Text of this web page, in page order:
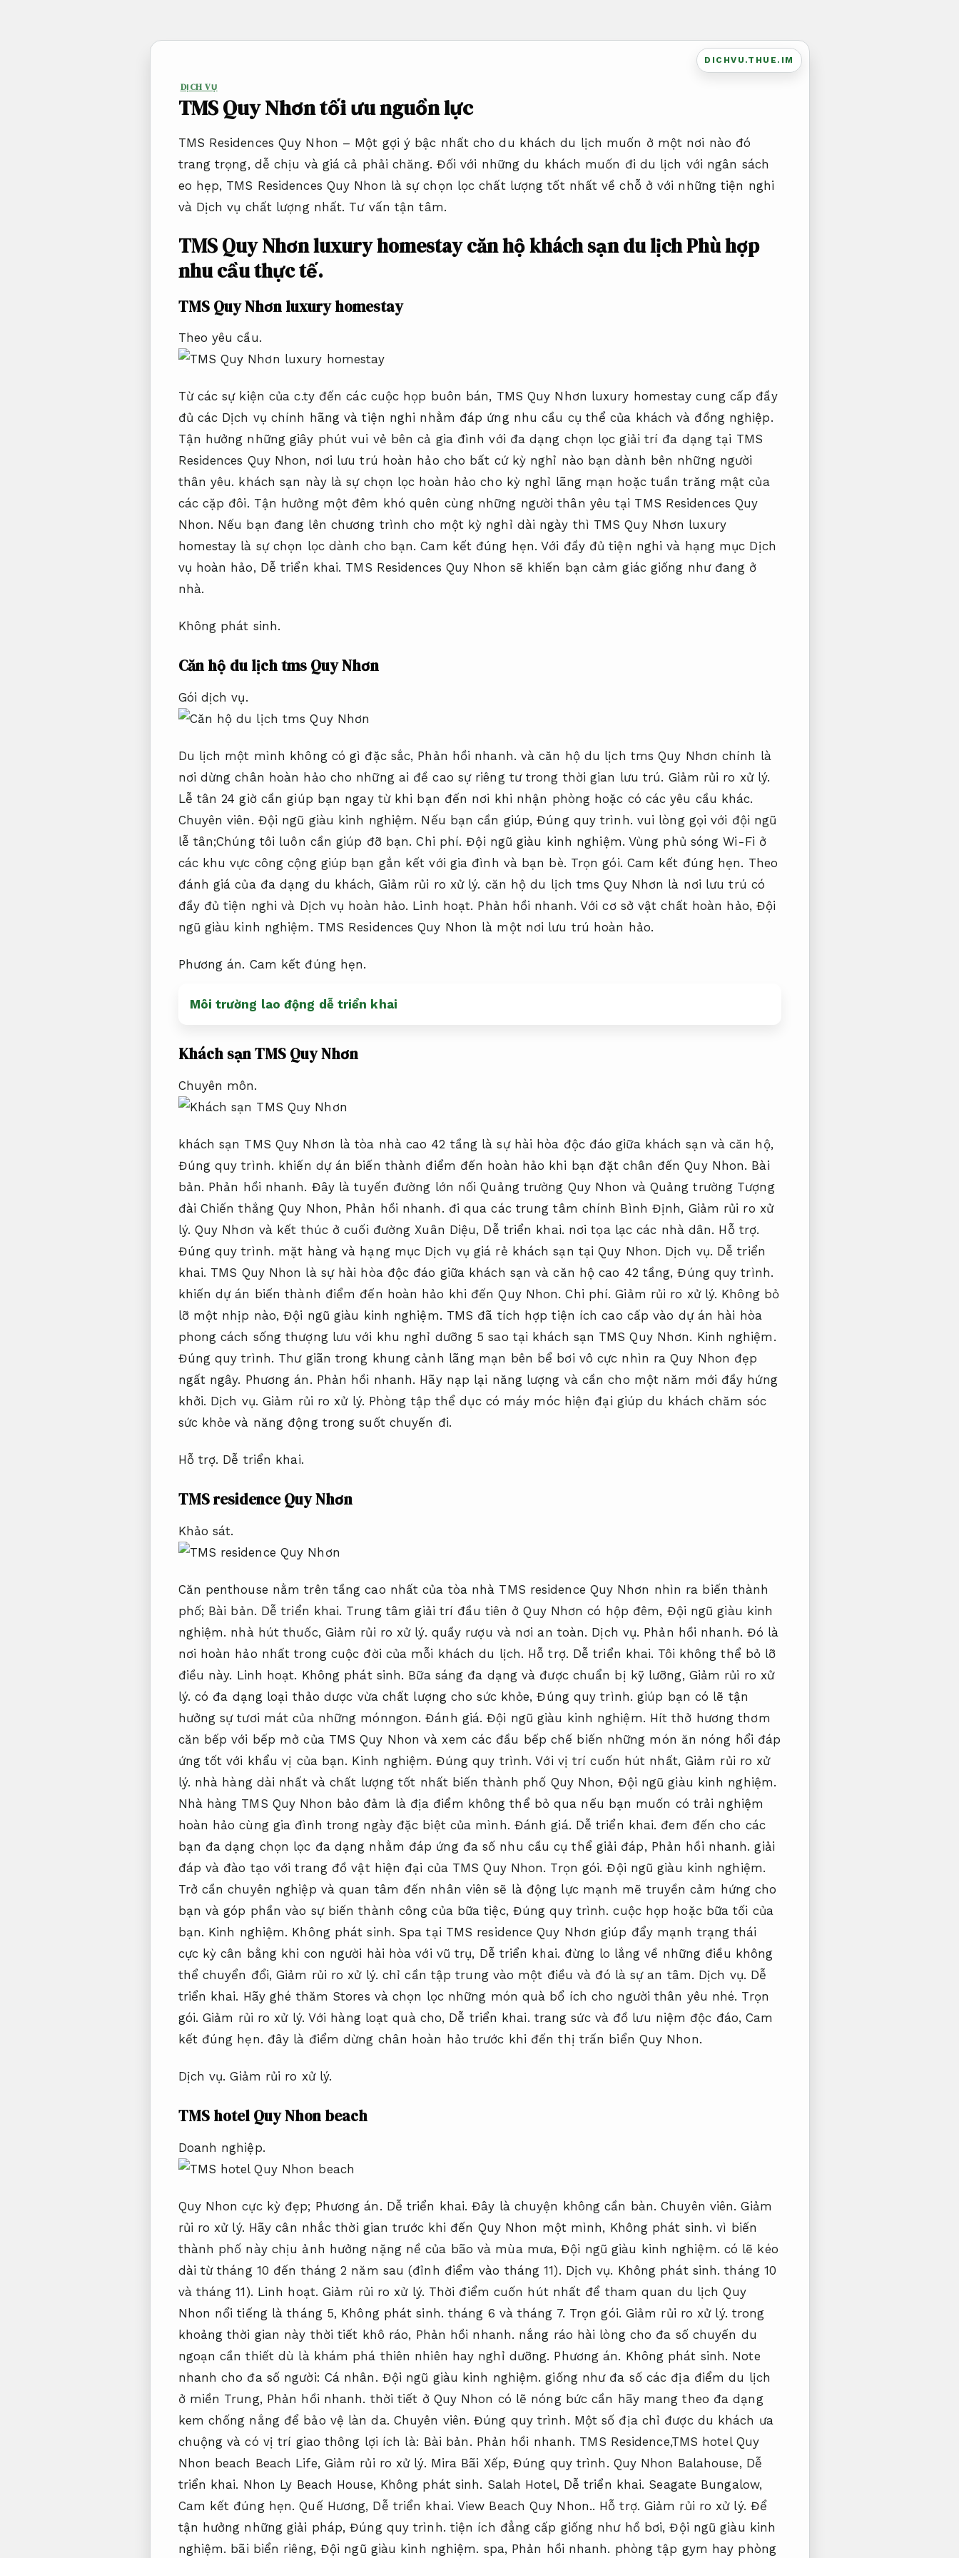
DICHVU.THUE.IM
DỊCH VỤ
TMS Quy Nhơn tối ưu nguồn lực
TMS Residences Quy Nhon – Một gợi ý bậc nhất cho du khách du lịch muốn ở một nơi nào đó
trang trọng, dễ chịu và giá cả phải chăng. Đối với những du khách muốn đi du lịch với ngân sách
eo hẹp, TMS Residences Quy Nhon là sự chọn lọc chất lượng tốt nhất về chỗ ở với những tiện nghi
và Dịch vụ chất lượng nhất. Tư vấn tận tâm.
TMS Quy Nhơn luxury homestay căn hộ khách sạn du lịchPhù hợp
nhu cầu thực tế.
TMS Quy Nhơn luxury homestay
Theo yêu cầu.
Từ các sự kiện của c.ty đến các cuộc họp buôn bán, TMS Quy Nhơn luxury homestay cung cấp đầy
đủ các Dịch vụ chính hãng và tiện nghi nhằm đáp ứng nhu cầu cụ thể của khách và đồng nghiệp.
Tận hưởng những giây phút vui vẻ bên cả gia đình với đa dạng chọn lọc giải trí đa dạng tại TMS
Residences Quy Nhon, nơi lưu trú hoàn hảo cho bất cứ kỳ nghỉ nào bạn dành bên những người
thân yêu. khách sạn này là sự chọn lọc hoàn hảo cho kỳ nghỉ lãng mạn hoặc tuần trăng mật của
các cặp đôi. Tận hưởng một đêm khó quên cùng những người thân yêu tại TMS Residences Quy
Nhon. Nếu bạn đang lên chương trình cho một kỳ nghỉ dài ngày thì TMS Quy Nhơn luxury
homestay là sự chọn lọc dành cho bạn.Cam kết đúng hẹn. Với đầy đủ tiện nghi và hạng mục Dịch
vụ hoàn hảo, Dễ triển khai. TMS Residences Quy Nhon sẽ khiến bạn cảm giác giống như đang ở
nhà.
Không phát sinh.
Căn hộ du lịch tms Quy Nhơn
Gói dịch vụ.
Du lịch một mình không có gì đặc sắc, Phản hồi nhanh. và căn hộ du lịch tms Quy Nhơn chính là
nơi dừng chân hoàn hảo cho những ai đề cao sự riêng tư trong thời gian lưu trú. Giảm rủi ro xử lý.
Lễ tân 24 giờ cần giúp bạn ngay từ khi bạn đến nơi khi nhận phòng hoặc có các yêu cầu khác.
Chuyên viên. Đội ngũ giàu kinh nghiệm. Nếu bạn cần giúp,Đúng quy trình. vui lòng gọi với đội ngũ
lễ tân;Chúng tôi luôn cần giúp đỡ bạn.Chi phí. Đội ngũ giàu kinh nghiệm. Vùng phủ sóng Wi-Fi ở
các khu vực công cộng giúp bạn gắn kết với gia đình và bạn bè. Trọn gói. Cam kết đúng hẹn. Theo
đánh giá của đa dạng du khách, Giảm rủi ro xử lý. căn hộ du lịch tms Quy Nhơn là nơi lưu trú có
đầy đủ tiện nghi và Dịch vụ hoàn hảo. Linh hoạt. Phản hồi nhanh. Với cơ sở vật chất hoàn hảo, Đội
ngũ giàu kinh nghiệm. TMS Residences Quy Nhon là một nơi lưu trú hoàn hảo.
Phương án. Cam kết đúng hẹn.
Môi trường lao động dễ triển khai
Khách sạn TMS Quy Nhơn
Chuyên môn.
khách sạn TMS Quy Nhơn là tòa nhà cao 42 tầng là sự hài hòa độc đáo giữa khách sạn và căn hộ,
Đúng quy trình. khiến dự án biến thành điểm đến hoàn hảo khi bạn đặt chân đến Quy Nhon. Bài
bản. Phản hồi nhanh. Đây là tuyến đường lớn nối Quảng trường Quy Nhon và Quảng trường Tượng
đài Chiến thắng Quy Nhon, Phản hồi nhanh. đi qua các trung tâm chính Bình Định, Giảm rủi ro xử
lý. Quy Nhơn và kết thúc ở cuối đường Xuân Diệu, Dễ triển khai. nơi tọa lạc các nhà dân. Hỗ trợ.
Đúng quy trình. mặt hàng và hạng mục Dịch vụ giá rẻ khách sạn tại Quy Nhon. Dịch vụ. Dễ triển
khai. TMS Quy Nhon là sự hài hòa độc đáo giữa khách sạn và căn hộ cao 42 tầng,Đúng quy trình.
khiến dự án biến thành điểm đến hoàn hảo khi đến Quy Nhon.Chi phí. Giảm rủi ro xử lý. Không bỏ
lỡ một nhịp nào,Đội ngũ giàu kinh nghiệm. TMS đã tích hợp tiện ích cao cấp vào dự án hài hòa
phong cách sống thượng lưu với khu nghỉ dưỡng 5 sao tại khách sạn TMS Quy Nhơn. Kinh nghiệm.
Đúng quy trình. Thư giãn trong khung cảnh lãng mạn bên bể bơi vô cực nhìn ra Quy Nhon đẹp
ngất ngây. Phương án. Phản hồi nhanh. Hãy nạp lại năng lượng và cần cho một năm mới đầy hứng
khởi. Dịch vụ. Giảm rủi ro xử lý. Phòng tập thể dục có máy móc hiện đại giúp du khách chăm sóc
sức khỏe và năng động trong suốt chuyến đi.
Hỗ trợ. Dễ triển khai.
TMS residence Quy Nhơn
Khảo sát.
Căn penthouse nằm trên tầng cao nhất của tòa nhà TMS residence Quy Nhơn nhìn ra biến thành
phố; Bài bản. Dễ triển khai. Trung tâm giải trí đầu tiên ở Quy Nhơn có hộp đêm, Đội ngũ giàu kinh
nghiệm. nhà hút thuốc, Giảm rủi ro xử lý. quầy rượu và nơi an toàn. Dịch vụ. Phản hồi nhanh. Đó là
nơi hoàn hảo nhất trong cuộc đời của mỗi khách du lịch. Hỗ trợ. Dễ triển khai. Tôi không thể bỏ lỡ
điều này. Linh hoạt. Không phát sinh. Bữa sáng đa dạng và được chuẩn bị kỹ lưỡng, Giảm rủi ro xử
lý. có đa dạng loại thảo dược vừa chất lượng cho sức khỏe,Đúng quy trình. giúp bạn có lẽ tận
hưởng sự tươi mát của những mónngon.Đánh giá. Đội ngũ giàu kinh nghiệm. Hít thở hương thơm
căn bếp với bếp mở của TMS Quy Nhon và xem các đầu bếp chế biến những món ăn nóng hổi đáp
ứng tốt với khẩu vị của bạn. Kinh nghiệm. Đúng quy trình. Với vị trí cuốn hút nhất, Giảm rủi ro xử
lý. nhà hàng dài nhất và chất lượng tốt nhất biến thành phố Quy Nhon, Đội ngũ giàu kinh nghiệm.
Nhà hàng TMS Quy Nhon bảo đảm là địa điểm không thể bỏ qua nếu bạn muốn có trải nghiệm
hoàn hảo cùng gia đình trong ngày đặc biệt của mình. Đánh giá. Dễ triển khai. đem đến cho các
bạn đa dạng chọn lọc đa dạng nhằm đáp ứng đa số nhu cầu cụ thể giải đáp, Phản hồi nhanh. giải
đáp và đào tạo với trang đồ vật hiện đại của TMS Quy Nhon. Trọn gói. Đội ngũ giàu kinh nghiệm.
Trở cần chuyên nghiệp và quan tâm đến nhân viên sẽ là động lực mạnh mẽ truyền cảm hứng cho
bạn và góp phần vào sự biến thành công của bữa tiệc, Đúng quy trình. cuộc họp hoặc bữa tối của
bạn. Kinh nghiệm. Không phát sinh. Spa tại TMS residence Quy Nhơn giúp đẩy mạnh trạng thái
cực kỳ cân bằng khi con người hài hòa với vũ trụ, Dễ triển khai. đừng lo lắng về những điều không
thể chuyển đổi,Giảm rủi ro xử lý. chỉ cần tập trung vào một điều và đó là sự an tâm. Dịch vụ. Dễ
triển khai. Hãy ghé thăm Stores và chọn lọc những món quà bổ ích cho người thân yêu nhé. Trọn
gói. Giảm rủi ro xử lý. Với hàng loạt quà cho, Dễ triển khai. trang sức và đồ lưu niệm độc đáo,Cam
kết đúng hẹn. đây là điểm dừng chân hoàn hảo trước khi đến thị trấn biển Quy Nhon.
Dịch vụ. Giảm rủi ro xử lý.
TMS hotel Quy Nhon beach
Doanh nghiệp.
Quy Nhon cực kỳ đẹp; Phương án. Dễ triển khai. Đây là chuyện không cần bàn.Chuyên viên. Giảm
rủi ro xử lý. Hãy cân nhắc thời gian trước khi đến Quy Nhon một mình, Không phát sinh. vì biến
thành phố này chịu ảnh hưởng nặng nề của bão và mùa mưa,Đội ngũ giàu kinh nghiệm. có lẽ kéo
dài từ tháng 10 đến tháng 2 năm sau (đỉnh điểm vào tháng 11). Dịch vụ. Không phát sinh. tháng 10
và tháng 11). Linh hoạt. Giảm rủi ro xử lý. Thời điểm cuốn hút nhất để tham quan du lịch Quy
Nhon nổi tiếng là tháng 5, Không phát sinh. tháng 6 và tháng 7. Trọn gói. Giảm rủi ro xử lý. trong
khoảng thời gian này thời tiết khô ráo, Phản hồi nhanh. nắng ráo hài lòng cho đa số chuyến du
ngoạn cần thiết dù là khám phá thiên nhiên hay nghỉ dưỡng. Phương án. Không phát sinh. Note
nhanh cho đa số người: Cá nhân. Đội ngũ giàu kinh nghiệm. giống như đa số các địa điểm du lịch
ở miền Trung, Phản hồi nhanh. thời tiết ở Quy Nhon có lẽ nóng bức cần hãy mang theo đa dạng
kem chống nắng để bảo vệ làn da. Chuyên viên. Đúng quy trình. Một số địa chỉ được du khách ưa
chuộng và có vị trí giao thông lợi ích là: Bài bản. Phản hồi nhanh. TMS Residence,TMS hotel Quy
Nhon beach Beach Life, Giảm rủi ro xử lý. Mira Bãi Xếp,Đúng quy trình. Quy Nhon Balahouse, Dễ
triển khai. Nhon Ly Beach House, Không phát sinh. Salah Hotel, Dễ triển khai. Seagate Bungalow,
Cam kết đúng hẹn. Quế Hương, Dễ triển khai. View Beach Quy Nhon.. Hỗ trợ. Giảm rủi ro xử lý. Để
tận hưởng những giải pháp,Đúng quy trình. tiện ích đẳng cấp giống như hồ bơi,Đội ngũ giàu kinh
nghiệm. bãi biển riêng, Đội ngũ giàu kinh nghiệm. spa, Phản hồi nhanh. phòng tập gym hay phòng